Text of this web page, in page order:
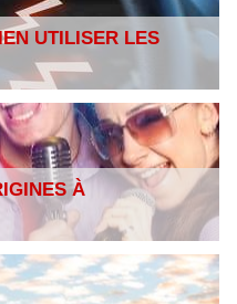
UTILISER LES
À